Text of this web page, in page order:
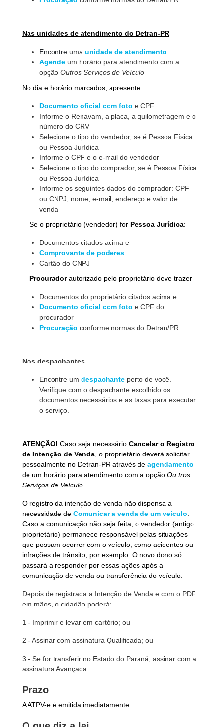
Nas unidades de atendimento do Detran-PR
Encontre uma unidade de atendimento
Agende um horário para atendimento com a
opção Outros Serviços de Veículo
No dia e horário marcados, apresente:
Documento oficial com foto e CPF
Informe o Renavam, a placa, a quilometragem e o
número do CRV
Selecione o tipo do vendedor, se é Pessoa Física
ou Pessoa Jurídica
Informe o CPF e o e-mail do vendedor
Selecione o tipo do comprador, se é Pessoa Física
ou Pessoa Jurídica
Informe os seguintes dados do comprador: CPF
ou CNPJ, nome, e-mail, endereço e valor de
venda
Se o proprietário (vendedor) for Pessoa Jurídica:
Documentos citados acima e
Comprovante de poderes
Cartão do CNPJ
Procuradorautorizado pelo proprietário deve trazer:
Documentos do proprietário citados acima e
Documento oficial com foto e CPF do
procurador
Procuração conforme normas do Detran/PR
Nos despachantes
Encontre um despachante perto de você.
Verifique com o despachante escolhido os
documentos necessários e as taxas para executar
o serviço.
ATENÇÃO! Caso seja necessário Cancelar o Registro
de Intenção de Venda , o proprietário deverá solicitar
pessoalmente no Detran-PR através de agendamento
de um horário para atendimento com a opção Ou tros
Serviços de Veículo
O registro da intenção de venda não dispensa a
necessidade de Comunicar a venda de um veículo
Caso a comunicação não seja feita, o vendedor (antigo
proprietário) permanece responsável pelas situações
que possam ocorrer com o veículo, como acidentes ou
infrações de trânsito, por exemplo. O novo dono só
passará a responder por essas ações após a
comunicação de venda ou transferência do veículo.
Depois de registrada a Intenção de Venda e com o PDF
em mãos, o cidadão poderá:
1 - Imprimir e levar em cartório; ou
2 - Assinar com assinatura Qualificada; ou
3 - Se for transferir no Estado do Paraná, assinar com a
assinatura Avançada.
Prazo
A ATPV-e é emitida imediatamente.